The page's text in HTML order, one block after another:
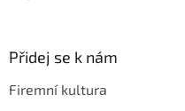
Přidej se k nám
Firemní kultura